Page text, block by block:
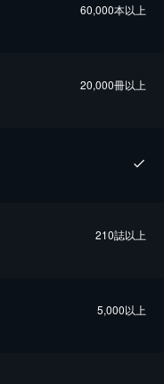
60,000本以上
20,000冊以上
210誌以上
5,000以上